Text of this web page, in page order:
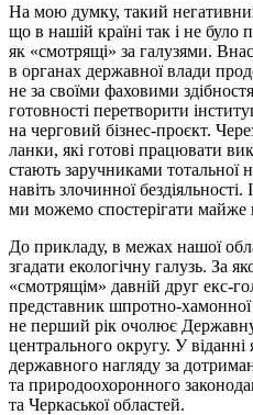
На мою думку, такий
що в нашій країні так і не було
як «смотрящі» за галузями.
в органах державної влади
не за своїми фаховими
готовності перетворити
на черговий бізнес-проєкт.
ланки, які готові працювати
стають заручниками тотальної
навіть злочинної
ми можемо спостерігати майже
До прикладу, в межах нашої
згадати екологічну галузь. За
«смотрящім» давній друг екс-
представник шпротно-
не перший рік очолює
центрального округу. У віданні
державного нагляду за
та природоохоронного
та Черкаської областей.